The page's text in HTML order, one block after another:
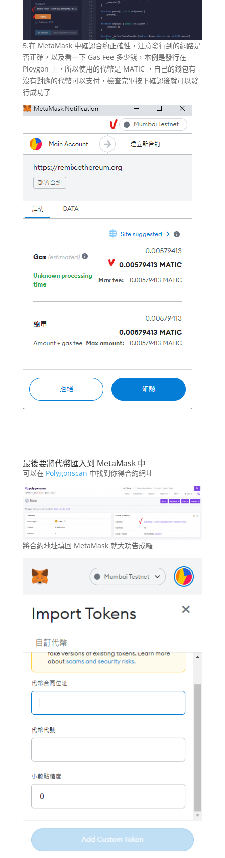
5.在 MetaMask 中確認合約正確性，注意發行到的網路是
否正確，以及看一下 Gas Fee 多少錢，本例是發行在
Ploygon 上，所以使用的代幣是 MATIC ，自己的錢包有
沒有對應的代幣可以支付，檢查完畢按下確認後就可以發
行成功了
最後要將代幣匯入到 MetaMask 中
可以在 Polygonscan 中找到你得合約網址
將合約地址填回 MetaMask 就大功告成囉